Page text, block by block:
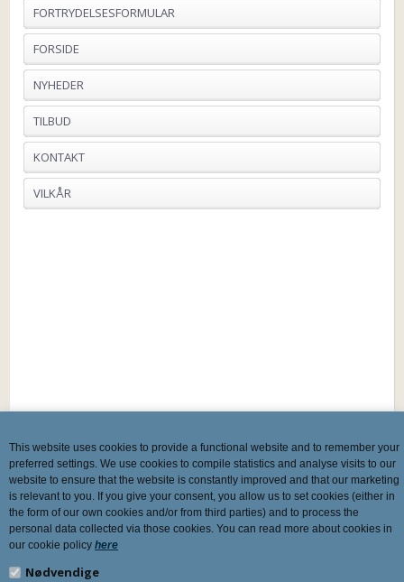
This website uses cookies to provide a functional website and to remember your
preferred settings. We use cookies to compile statistics and analyse visits to our
website to ensure that the website is constantly improved and that our marketing
is relevant to you. If you give your consent, you allow us to set cookies (either in
the form of our own cookies and/or from third parties) and to process the
personal data collected via those cookies. You can read more about cookies in
our cookie policy here
Nødvendige
FORTRYDELSESFORMULAR
FORSIDE
NYHEDER
TILBUD
KONTAKT
VILKÅR